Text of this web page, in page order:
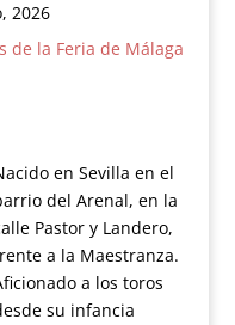
2026
de la Feria de Málaga
en Sevilla en el
del Arenal, en la
Pastor y Landero,
a la Maestranza.
a los toros
su infancia